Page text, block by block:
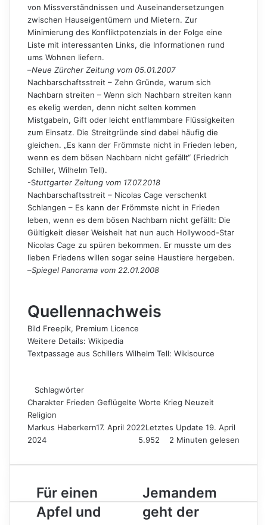
von Missverständnissen und Auseinandersetzungen
zwischen Hauseigentümern und Mietern. Zur
Minimierung des Konfliktpotenzials in der Folge eine
Liste mit interessanten Links, die Informationen rund
ums Wohnen liefern.
–Neue Zürcher Zeitung vom 05.01.2007
Nachbarschaftsstreit – Zehn Gründe, warum sich
Nachbarn streiten – Wenn sich Nachbarn streiten kann
es ekelig werden, denn nicht selten kommen
Mistgabeln, Gift oder leicht entflammbare Flüssigkeiten
zum Einsatz. Die Streitgründe sind dabei häufig die
gleichen. „Es kann der Frömmste nicht in Frieden leben,
wenn es dem bösen Nachbarn nicht gefällt“ (Friedrich
Schiller, Wilhelm Tell).
-Stuttgarter Zeitung vom 17.07.2018
Nachbarschaftsstreit – Nicolas Cage verschenkt
Schlangen – Es kann der Frömmste nicht in Frieden
leben, wenn es dem bösen Nachbarn nicht gefällt: Die
Gültigkeit dieser Weisheit hat nun auch Hollywood-Star
Nicolas Cage zu spüren bekommen. Er musste um des
lieben Friedens willen sogar seine Haustiere hergeben.
–Spiegel Panorama vom 22.01.2008
Quellennachweis
Bild Freepik, Premium Licence
Weitere Details: Wikipedia
Textpassage aus Schillers Wilhelm Tell: Wikisource
Schlagwörter
Charakter Frieden Geflügelte Worte Krieg Neuzeit
Religion
Markus Haberkern17. April 2022Letztes Update 19. April
2024
5.952 2 Minuten gelesen
Für
einen
Apfel
Für einen
Apfel und
Jemandem
geht
der
Jemandem
geht der